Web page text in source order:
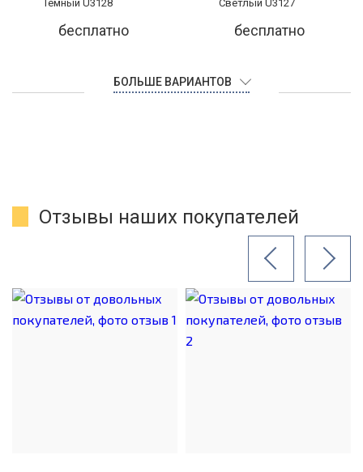
бесплатно бесплатно
БОЛЬШЕ ВАРИАНТОВ
Отзывы наших покупателей